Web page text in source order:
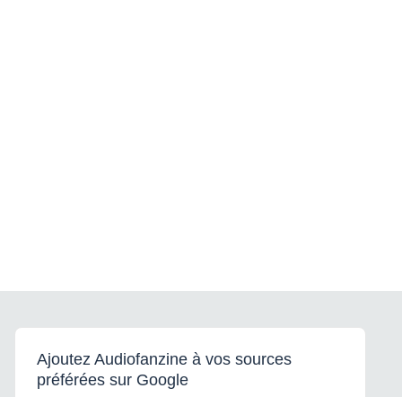
Ajoutez Audiofanzine à vos sources
préférées sur Google